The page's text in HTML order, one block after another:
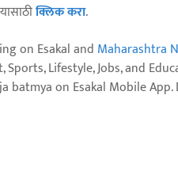
क्लिक करा.
on Esakal and Maharashtra
Lifestyle, Jobs, and
taja batmya on Esakal Mobile